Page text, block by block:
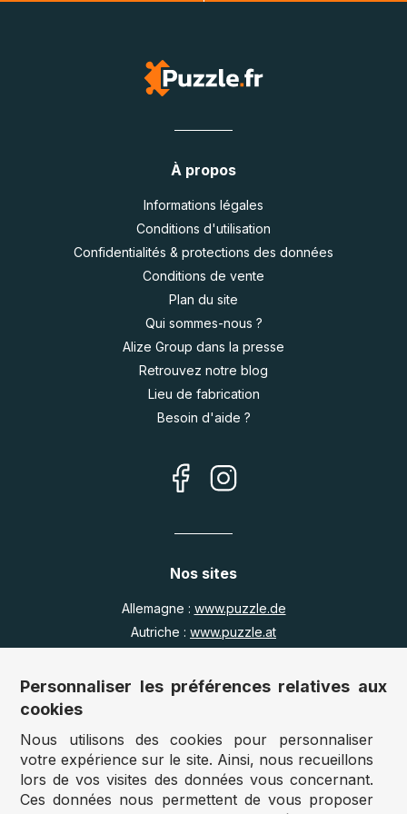
À propos
Informations légales
Conditions d'utilisation
Confidentialités & protections des données
Conditions de vente
Plan du site
Qui sommes-nous ?
Alize Group dans la presse
Retrouvez notre blog
Lieu de fabrication
Besoin d'aide ?
Nos sites
Allemagne : www.puzzle.de
Autriche : www.puzzle.at
Royaume Uni :
www.jigsawpuzzle.co.uk
Accès revendeurs / détaillants
Vous avez un magasin ?
Vous souhaitez accéder à nos prix revendeurs ?
Personnaliser les préférences relatives aux
cookies
Nous utilisons des cookies pour personnaliser
votre expérience sur le site. Ainsi, nous recueillons
lors de vos visites des données vous concernant.
Ces données nous permettent de vous proposer